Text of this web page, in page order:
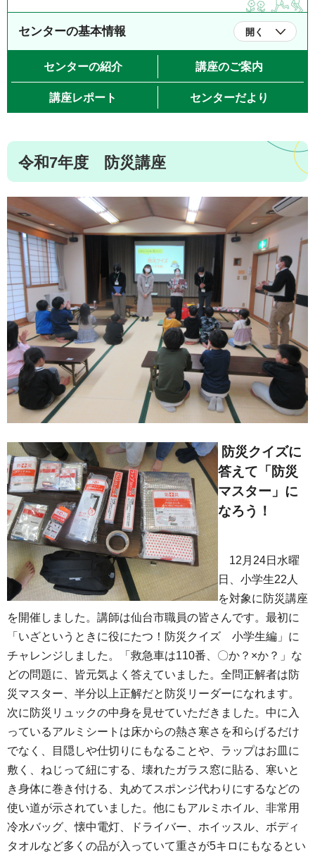
センターの基本情報 開く
センターの紹介 講座のご案内
講座レポート センターだより
令和7年度 防災講座
防災クイズに
答えて「防災
マスター」に
なろう！
12月24日水曜
日、小学生22人
を対象に防災講座
を開催しました。講師は仙台市職員の皆さんです。最初に
「いざというときに役にたつ！防災クイズ 小学生編」に
チャレンジしました。「救急車は110番、〇か？×か？」な
どの問題に、皆元気よく答えていました。全問正解者は防
災マスター、半分以上正解だと防災リーダーになれます。
次に防災リュックの中身を見せていただきました。中に入
っているアルミシートは床からの熱さ寒さを和らげるだけ
でなく、目隠しや仕切りにもなることや、ラップはお皿に
敷く、ねじって紐にする、壊れたガラス窓に貼る、寒いと
き身体に巻き付ける、丸めてスポンジ代わりにするなどの
使い道が示されていました。他にもアルミホイル、非常用
冷水バッグ、懐中電灯、ドライバー、ホイッスル、ボディ
タオルなど多くの品が入っていて重さが5キロにもなるとい